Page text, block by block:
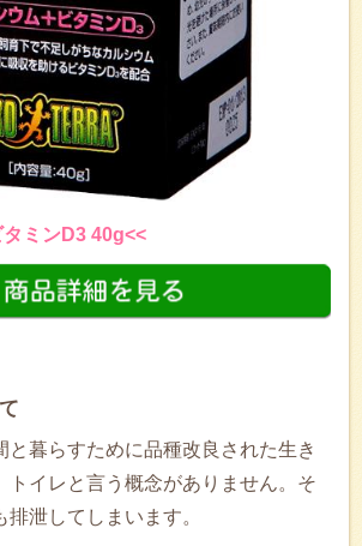
ミンD3 40g<<
と暮らすために品種改良された生き
トイレと言う概念がありません。そ
泄してしまいます。